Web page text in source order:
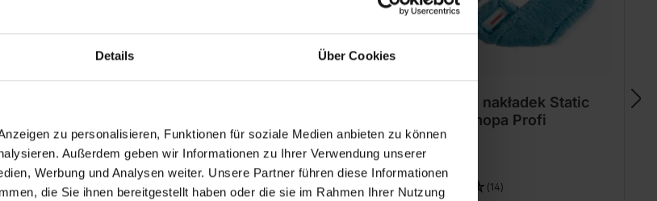
Details Über Cookies
zu personalisieren, Funktionen für soziale Medien anbieten zu können
Außerdem geben wir Informationen zu Ihrer Verwendung unserer
Werbung und Analysen weiter. Unsere Partner führen diese Informationen
die Sie ihnen bereitgestellt haben oder die sie im Rahmen Ihrer Nutzung
plus do
profesjonalnego
(14)
Zestaw 2 nakładek Static
plus do mopa Profi
(14)